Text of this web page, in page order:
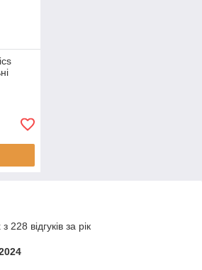
228 відгуків за рік